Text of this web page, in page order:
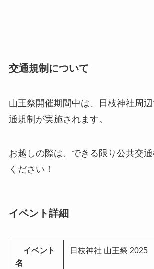
交通規制について
山王祭開催期間中は、日枝神社周
通規制が実施されます。
お越しの際は、できる限り公共交
ください！
イベント詳細
イベント
名
日枝神社 山王祭 2025